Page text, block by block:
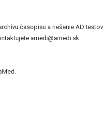
časopisu a riešenie AD
amedi@amedi.sk